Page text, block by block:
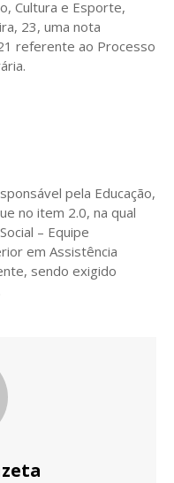
Cultura e Esporte,
23, uma nota
referente ao Processo
pela Educação,
no item 2.0, na qual
– Equipe
em Assistência
sendo exigido